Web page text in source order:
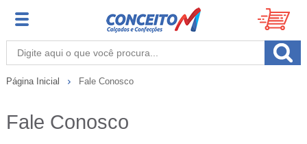
Página Inicial Fale Conosco
Fale Conosco